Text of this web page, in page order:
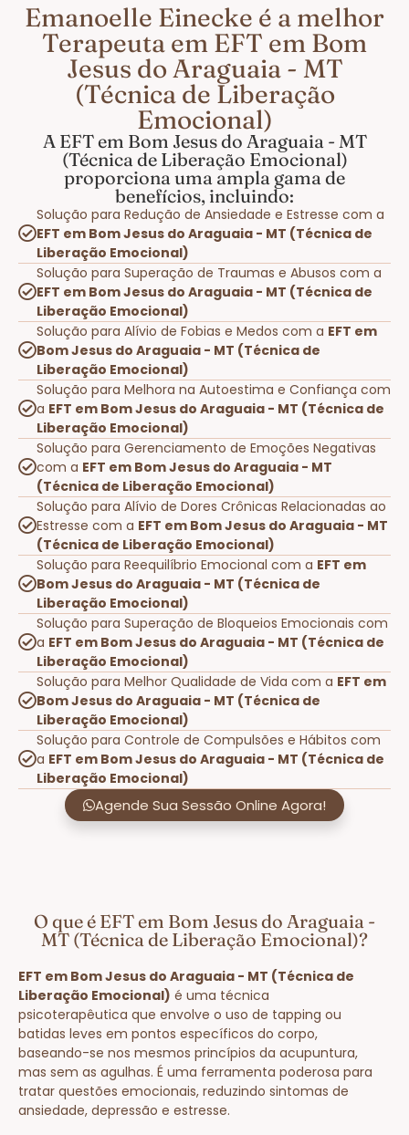
Emanoelle Einecke é a melhor
Terapeuta em EFT em Bom
Jesus do Araguaia - MT
(Técnica de Liberação
Emocional)
A EFT em Bom Jesus do Araguaia - MT
(Técnica de Liberação Emocional)
proporciona uma ampla gama de
benefícios, incluindo:
Solução para Redução de Ansiedade e Estresse com a
EFT em Bom Jesus do Araguaia - MT (Técnica de
Liberação Emocional)
Solução para Superação de Traumas e Abusos com a
EFT em Bom Jesus do Araguaia - MT (Técnica de
Liberação Emocional)
Solução para Alívio de Fobias e Medos com a EFT em
Bom Jesus do Araguaia - MT (Técnica de
Liberação Emocional)
Solução para Melhora na Autoestima e Confiança com
a EFT em Bom Jesus do Araguaia - MT (Técnica de
Liberação Emocional)
Solução para Gerenciamento de Emoções Negativas
com a EFT em Bom Jesus do Araguaia - MT
(Técnica de Liberação Emocional)
Solução para Alívio de Dores Crônicas Relacionadas ao
Estresse com a EFT em Bom Jesus do Araguaia - MT
(Técnica de Liberação Emocional)
Solução para Reequilíbrio Emocional com a EFT em
Bom Jesus do Araguaia - MT (Técnica de
Liberação Emocional)
Solução para Superação de Bloqueios Emocionais com
a EFT em Bom Jesus do Araguaia - MT (Técnica de
Liberação Emocional)
Solução para Melhor Qualidade de Vida com a EFT em
Bom Jesus do Araguaia - MT (Técnica de
Liberação Emocional)
Solução para Controle de Compulsões e Hábitos com
a EFT em Bom Jesus do Araguaia - MT (Técnica de
Liberação Emocional)
Agende Sua Sessão Online Agora!
O que é EFT em Bom Jesus do Araguaia -
MT (Técnica de Liberação Emocional)?
EFT em Bom Jesus do Araguaia - MT (Técnica de
Liberação Emocional) é uma técnica
psicoterapêutica que envolve o uso de tapping ou
batidas leves em pontos específicos do corpo,
baseando-se nos mesmos princípios da acupuntura,
mas sem as agulhas. É uma ferramenta poderosa para
tratar questões emocionais, reduzindo sintomas de
ansiedade, depressão e estresse.